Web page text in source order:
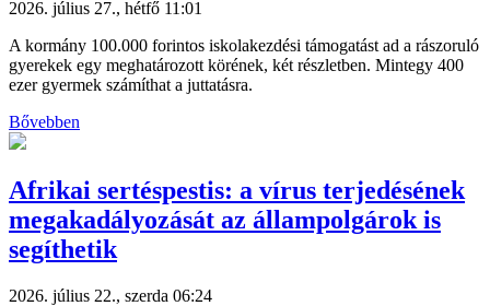
2026. július 27., hétfő 11:01
A kormány 100.000 forintos iskolakezdési támogatást ad a rászoruló
gyerekek egy meghatározott körének, két részletben. Mintegy 400
ezer gyermek számíthat a juttatásra.
Bővebben
Afrikai sertéspestis: a vírus terjedésének
megakadályozását az állampolgárok is
segíthetik
2026. július 22., szerda 06:24